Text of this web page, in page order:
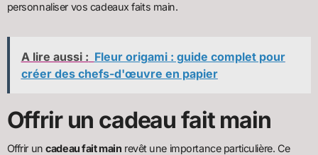
personnaliser vos cadeaux faits main.
A lire aussi : Fleur origami : guide complet pour
créer des chefs-d'œuvre en papier
Offrir un cadeau fait main
Offrir uncadeau fait main revêt une importance particulière. Ce